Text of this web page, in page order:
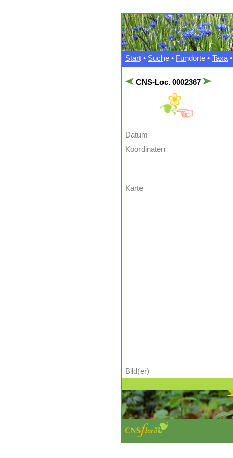
Start • Suche • Fundorte • Taxa •
CNS-Loc. 0002367
Datum
Koordinaten
Karte
Bild(er)